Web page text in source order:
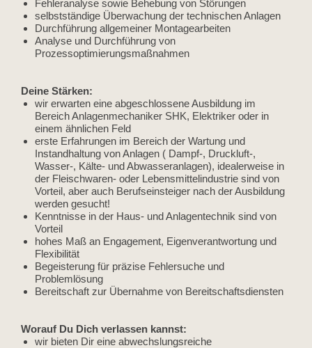
Fehleranalyse sowie Behebung von Störungen
selbstständige Überwachung der technischen Anlagen
Durchführung allgemeiner Montagearbeiten
Analyse und Durchführung von
Prozessoptimierungsmaßnahmen
Deine Stärken:
wir erwarten eine abgeschlossene Ausbildung im
Bereich Anlagenmechaniker SHK, Elektriker oder in
einem ähnlichen Feld
erste Erfahrungen im Bereich der Wartung und
Instandhaltung von Anlagen ( Dampf-, Druckluft-,
Wasser-, Kälte- und Abwasseranlagen), idealerweise in
der Fleischwaren- oder Lebensmittelindustrie sind von
Vorteil, aber auch Berufseinsteiger nach der Ausbildung
werden gesucht!
Kenntnisse in der Haus- und Anlagentechnik sind von
Vorteil
hohes Maß an Engagement, Eigenverantwortung und
Flexibilität
Begeisterung für präzise Fehlersuche und
Problemlösung
Bereitschaft zur Übernahme von Bereitschaftsdiensten
Worauf Du Dich verlassen kannst:
wir bieten Dir eine abwechslungsreiche